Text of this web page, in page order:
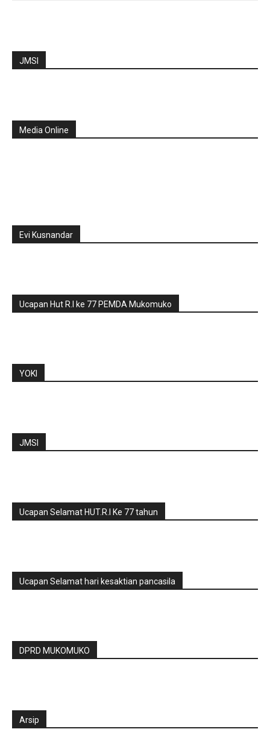
JMSI
Media Online
Evi Kusnandar
Ucapan Hut R.I ke 77 PEMDA Mukomuko
YOKI
JMSI
Ucapan Selamat HUT.R.I Ke 77 tahun
Ucapan Selamat hari kesaktian pancasila
DPRD MUKOMUKO
Arsip